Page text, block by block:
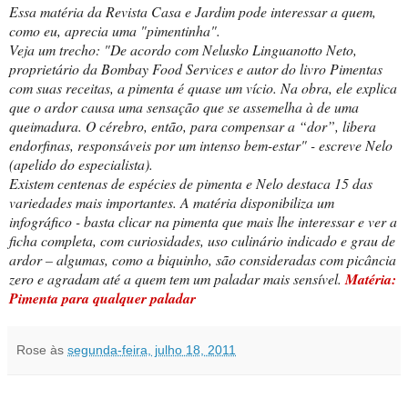
Essa matéria da Revista Casa e Jardim pode interessar a quem,
como eu, aprecia uma "pimentinha".
Veja um trecho: "De acordo com Nelusko Linguanotto Neto,
proprietário da Bombay Food Services e autor do livro Pimentas
com suas receitas, a pimenta é quase um vício. Na obra, ele explica
que o ardor causa uma sensação que se assemelha à de uma
queimadura. Océrebro, então, para compensar a “dor”, libera
endorfinas, responsáveis por um intenso bem-estar" - escreve Nelo
(apelido do especialista).
Existem centenas de espécies de pimenta e Nelo destaca 15 das
variedades mais importantes. A matéria disponibiliza um
infográfico - basta clicar na pimenta que mais lhe interessar e ver a
ficha completa, com curiosidades, uso culinário indicado e grau de
ardor – algumas, como a biquinho, são consideradas com picância
zero e agradam até a quem tem um paladar mais sensível. Matéria:
Pimenta para qualquer paladar
Rose às segunda-feira, julho 18, 2011